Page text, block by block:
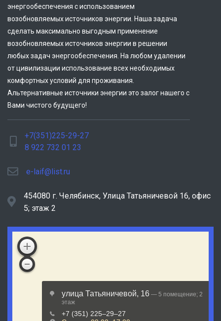
энергообеспечения с использованием
возобновляемых источников энергии. Наша задача
сделать максимально выгодным применение
возобновляемых источников энергии в решении
любых задач энергообеспечения. На любом удалении
от цивилизации использование всех необходимых
комфортных условий для проживания.
Альтернативные источники энергии это залог нашего с
Вами чистого будущего!
+7(351)225-29-27
8 922 732 01 23
e-laif@list.ru
454080 г. Челябинск, ​Улица Татьяничевой 16, офис
5; этаж 2